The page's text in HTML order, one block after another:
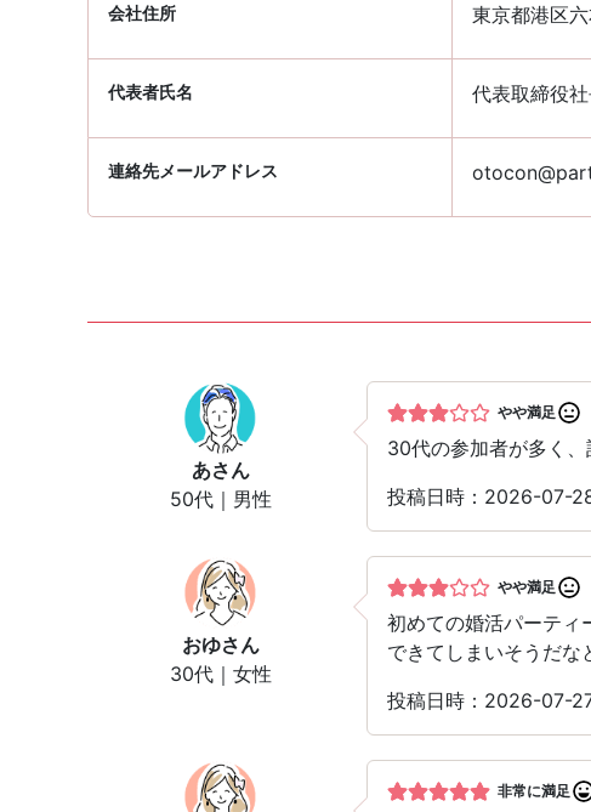
会社住所 東京都港区
代表者氏名 代表取締役
連絡先メールアドレス
あさん
50代｜男性
やや満足
30代の参加者が多く
投稿日時：2026-07-
おゆさん
30代｜女性
やや満足
初めての婚活パーティ
できてしまいそうだな
投稿日時：2026-07-
非常に満足